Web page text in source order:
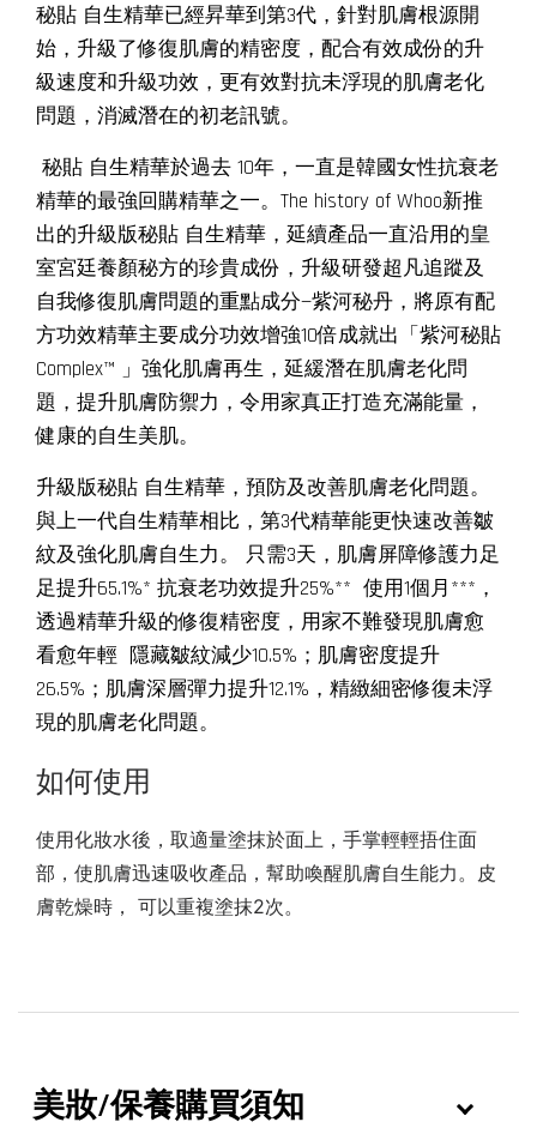
秘貼 自生精華已經昇華到第3代，針對肌膚根源開
始，升級了修復肌膚的精密度，配合有效成份的升
級速度和升級功效，更有效對抗未浮現的肌膚老化
問題，消滅潛在的初老訊號。
秘貼 自生精華於過去 10年，一直是韓國女性抗衰老
精華的最強回購精華之一。The history of Whoo新推
出的升級版秘貼 自生精華，延續產品一直沿用的皇
室宮廷養顏秘方的珍貴成份，升級研發超凡追蹤及
自我修復肌膚問題的重點成分—紫河秘丹，將原有配
方功效精華主要成分功效增強10倍成就出「紫河秘貼
Complex™ 」強化肌膚再生，延緩潛在肌膚老化問
題，提升肌膚防禦力，令用家真正打造充滿能量，
健康的自生美肌。
升級版秘貼 自生精華，預防及改善肌膚老化問題。
與上一代自生精華相比，第3代精華能更快速改善皺
紋及強化肌膚自生力。 只需3天，肌膚屏障修護力足
足提升65.1%* 抗衰老功效提升25%** 使用1個月***，
透過精華升級的修復精密度，用家不難發現肌膚愈
看愈年輕 隱藏皺紋減少10.5%；肌膚密度提升
26.5%；肌膚深層彈力提升12.1%，精緻細密修復未浮
現的肌膚老化問題。
如何使用
使用化妝水後，取適量塗抹於面上，手掌輕輕捂住面
部，使肌膚迅速吸收產品，幫助喚醒肌膚自生能力。皮
膚乾燥時， 可以重複塗抹2次。
美妝/保養購買須知